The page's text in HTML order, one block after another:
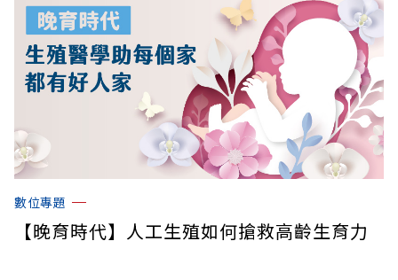
數位專題
【晚育時代】人工生殖如何搶救高齡生育力